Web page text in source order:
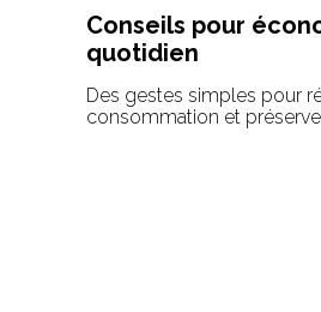
Conseils pour
quotidien
Des gestes simples pour
consommation et